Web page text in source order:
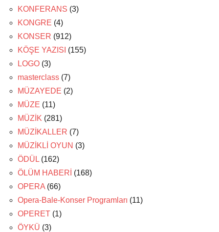
KONFERANS (3)
KONGRE (4)
KONSER (912)
KÖŞE YAZISI (155)
LOGO (3)
masterclass (7)
MÜZAYEDE (2)
MÜZE (11)
MÜZİK (281)
MÜZİKALLER (7)
MÜZİKLİ OYUN (3)
ÖDÜL (162)
ÖLÜM HABERİ (168)
OPERA (66)
Opera-Bale-Konser Programları (11)
OPERET (1)
ÖYKÜ (3)